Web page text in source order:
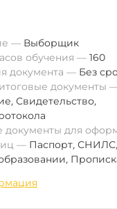
Выборщик
обучения
160
документа
Без
документы
, Свидетельство,
документы для
Паспорт, СНИЛС,
,